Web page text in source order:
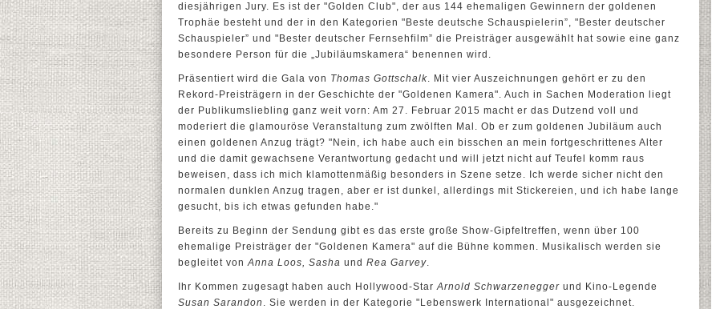
diesjährigen Jury. Es ist der "Golden Club", der aus 144 ehemaligen Gewinnern der goldenen
Trophäe besteht und der in den Kategorien "Beste deutsche Schauspielerin”, "Bester deutscher
Schauspieler” und "Bester deutscher Fernsehfilm” die Preisträger ausgewählt hat sowie eine ganz
besondere Person für die „Jubiläumskamera“ benennen wird.
Präsentiert wird die Gala von Thomas Gottschalk. Mit vier Auszeichnungen gehört er zu den
Rekord-Preisträgern in der Geschichte der "Goldenen Kamera". Auch in Sachen Moderation liegt
der Publikumsliebling ganz weit vorn: Am 27. Februar 2015 macht er das Dutzend voll und
moderiert die glamouröse Veranstaltung zum zwölften Mal. Ob er zum goldenen Jubiläum auch
einen goldenen Anzug trägt? "Nein, ich habe auch ein bisschen an mein fortgeschrittenes Alter
und die damit gewachsene Verantwortung gedacht und will jetzt nicht auf Teufel komm raus
beweisen, dass ich mich klamottenmäßig besonders in Szene setze. Ich werde sicher nicht den
normalen dunklen Anzug tragen, aber er ist dunkel, allerdings mit Stickereien, und ich habe lange
gesucht, bis ich etwas gefunden habe."
Bereits zu Beginn der Sendung gibt es das erste große Show-Gipfeltreffen, wenn über 100
ehemalige Preisträger der "Goldenen Kamera" auf die Bühne kommen. Musikalisch werden sie
begleitet vonAnna Loos, Sasha und Rea Garvey.
Ihr Kommen zugesagt haben auch Hollywood-StarArnold Schwarzenegger und Kino-Legende
Susan Sarandon . Sie werden in der Kategorie "Lebenswerk International" ausgezeichnet.